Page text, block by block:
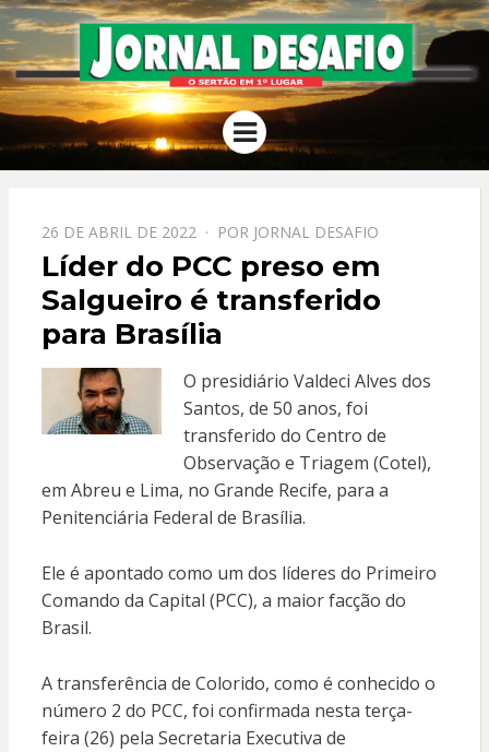
JORNAL
DESAFIO
O Sertão em 1º Lugar
Menu
PPOSTADO
EM
26 DE ABRIL DE 2022 POR JORNAL DESAFIO
Líder do PCC preso em
Salgueiro é transferido
para Brasília
O presidiário Valdeci Alves dos
Santos, de 50 anos, foi
transferido do Centro de
Observação e Triagem (Cotel),
em Abreu e Lima, no Grande Recife, para a
Penitenciária Federal de Brasília.
Ele é apontado como um dos líderes do Primeiro
Comando da Capital (PCC), a maior facção do
Brasil.
A transferência de Colorido, como é conhecido o
número 2 do PCC, foi confirmada nesta terça-
feira (26) pela Secretaria Executiva de